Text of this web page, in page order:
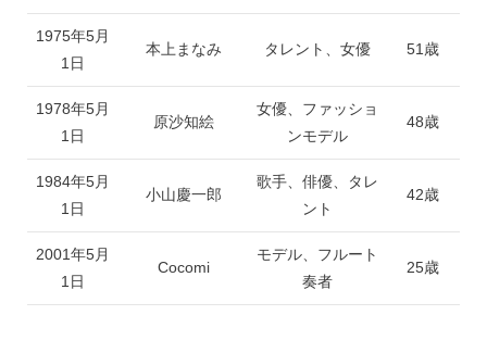
1975年5月
1日
本上まなみ タレント、女優 51歳
1978年5月
1日
原沙知絵
女優、ファッショ
ンモデル
48歳
1984年5月
1日
小山慶一郎
歌手、俳優、タレ
ント
42歳
2001年5月
1日
Cocomi
モデル、フルート
奏者
25歳